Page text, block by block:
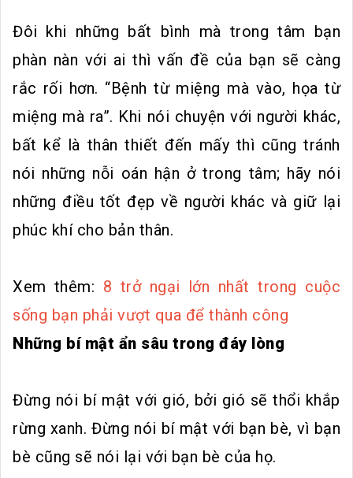
Đôi khi những bất bình mà trong tâm bạn
phàn nàn với ai thì vấn đề của bạn sẽ càng
rắc rối hơn. “Bệnh từ miệng mà vào, họa từ
miệng mà ra”. Khi nói chuyện với người khác,
bất kể là thân thiết đến mấy thì cũng tránh
nói những nỗi oán hận ở trong tâm; hãy nói
những điều tốt đẹp về người khác và giữ lại
phúc khí cho bản thân.
Xem thêm: 8 trở ngại lớn nhất trong cuộc
sống bạn phải vượt qua để thành công
Những bí mật ẩn sâu trong đáy lòng
Đừng nói bí mật với gió, bởi gió sẽ thổi khắp
rừng xanh. Đừng nói bí mật với bạn bè, vì bạn
bè cũng sẽ nói lại với bạn bè của họ.